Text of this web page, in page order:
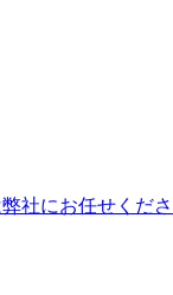
社にお任せくだ